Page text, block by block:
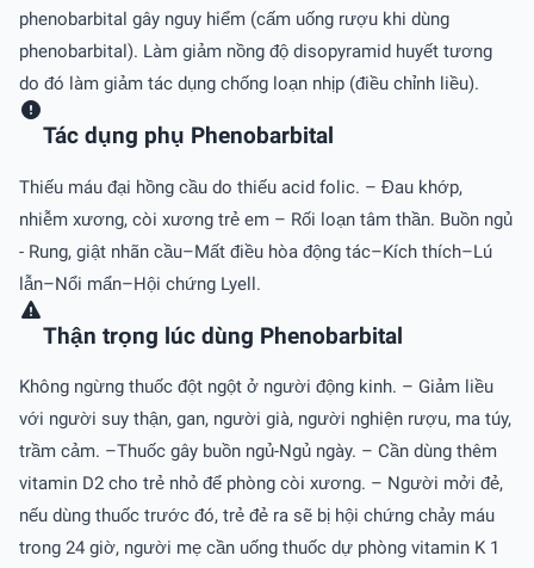
phenobarbital gây nguy hiểm (cấm uống rượu khi dùng
phenobarbital). Làm giảm nồng độ disopyramid huyết tương
do đó làm giảm tác dụng chống loạn nhịp (điều chỉnh liều).
Tác dụng phụ Phenobarbital
Thiếu máu đại hồng cầu do thiếu acid folic. – Đau khớp,
nhiễm xương, còi xương trẻ em – Rối loạn tâm thần. Buồn ngủ
- Rung, giật nhãn cầu–Mất điều hòa động tác–Kích thích–Lú
lẫn–Nổi mẩn–Hội chứng Lyell.
Thận trọng lúc dùng Phenobarbital
Không ngừng thuốc đột ngột ở người động kinh. – Giảm liều
với người suy thận, gan, người già, người nghiện rượu, ma túy,
trầm cảm. –Thuốc gây buồn ngủ-Ngủ ngày. – Cần dùng thêm
vitamin D2 cho trẻ nhỏ để phòng còi xương. – Người mởi đẻ,
nếu dùng thuốc trước đó, trẻ đẻ ra sẽ bị hội chứng chảy máu
trong 24 giờ, người mẹ cần uống thuốc dự phòng vitamin K 1